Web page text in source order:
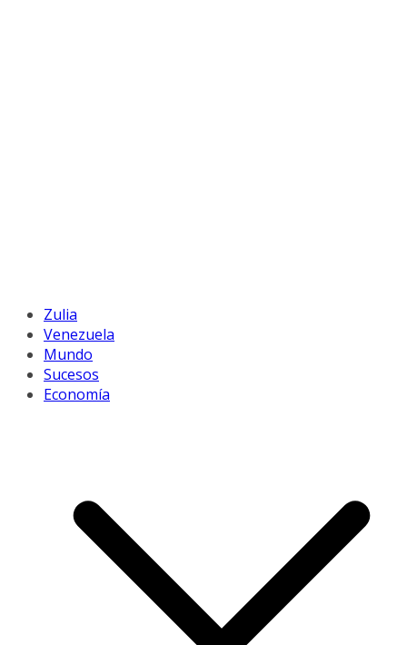
Zulia
Venezuela
Mundo
Sucesos
Economía